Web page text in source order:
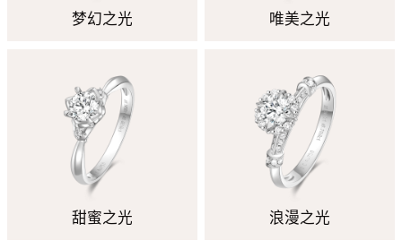
梦幻之光 唯美之光
甜蜜之光 浪漫之光